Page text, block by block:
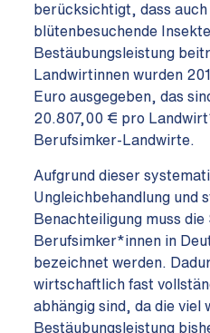
berücksichtigt, dass
blütenbesuchende
Bestäubungsleistung
Landwirtinnen wurden
Euro ausgegeben, das
20.807,00 € pro
Berufsimker-Landwirte.
Aufgrund dieser
Ungleichbehandlung und
Benachteiligung muss
Berufsimker*innen in
bezeichnet werden.
wirtschaftlich fast
abhängig sind, da die viel
Bestäubungsleistung